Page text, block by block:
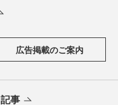
広告掲載のご案内
記事